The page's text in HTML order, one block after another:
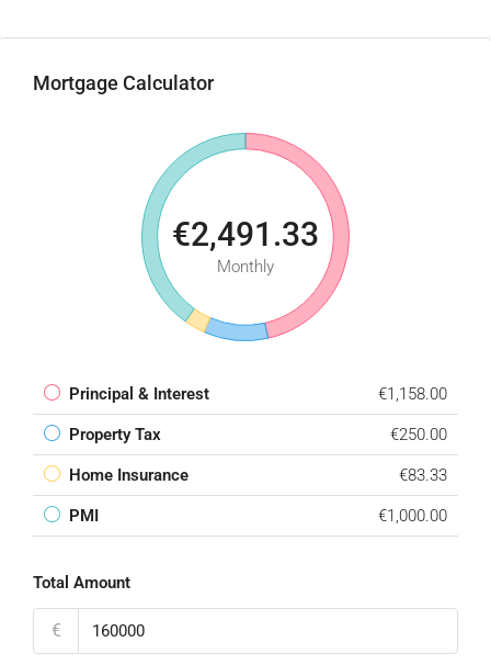
Mortgage Calculator
€2,491.33
Monthly
Principal & Interest €1,158.00
Property Tax €250.00
Home Insurance €83.33
PMI €1,000.00
Total Amount
€